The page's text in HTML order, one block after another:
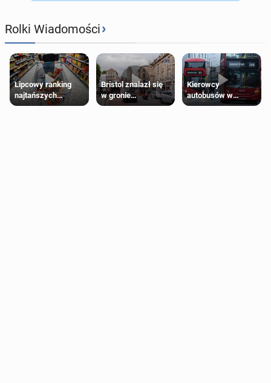
Rolki Wiadomości›
Lipcowy ranking
najtańszych
supermarketów
Bristol znalazł się
w gronie
najlepszych
Kierowcy
autobusów w
Londynie